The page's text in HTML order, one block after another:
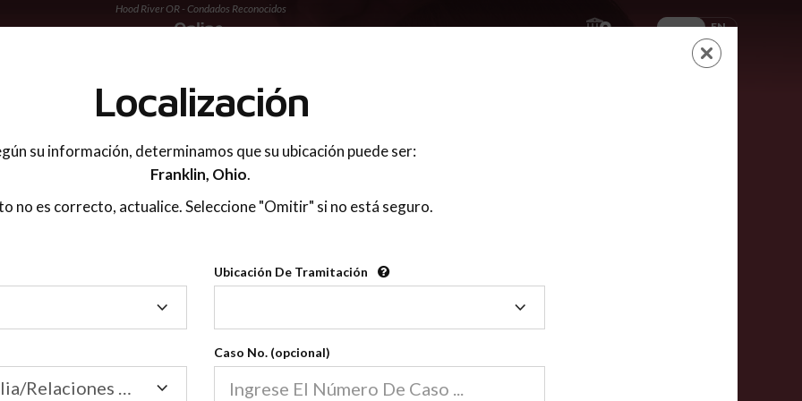
Hood River OR - Condados Reconocidos
ES EN
LOGIN
Condados Reconocidos
2600
Condados
Nuestras clases de crianza compartida en línea están acreditadas en más de
2600 condados.
Las clases para padres en línea cumplen la mayoría de las normas nacionales
Localización
su información, determinamos que su ubicación puede ser:
Franklin, Ohio.
no es correcto, actualice. Seleccione "Omitir" si no está seguro.
Ubicación De Tramitación
Tramitación
Tribunal de Familia/Relaciones Domésticas
Caso No. (opcional)